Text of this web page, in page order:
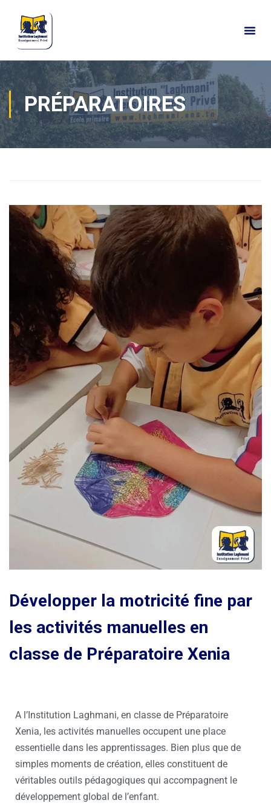
PRÉPARATOIRES
Développer la motricité fine par
les activités manuelles en
classe de Préparatoire Xenia
A l’Institution Laghmani, en classe de Préparatoire
Xenia, les activités manuelles occupent une place
essentielle dans les apprentissages. Bien plus que de
simples moments de création, elles constituent de
véritables outils pédagogiques qui accompagnent le
développement global de l’enfant.